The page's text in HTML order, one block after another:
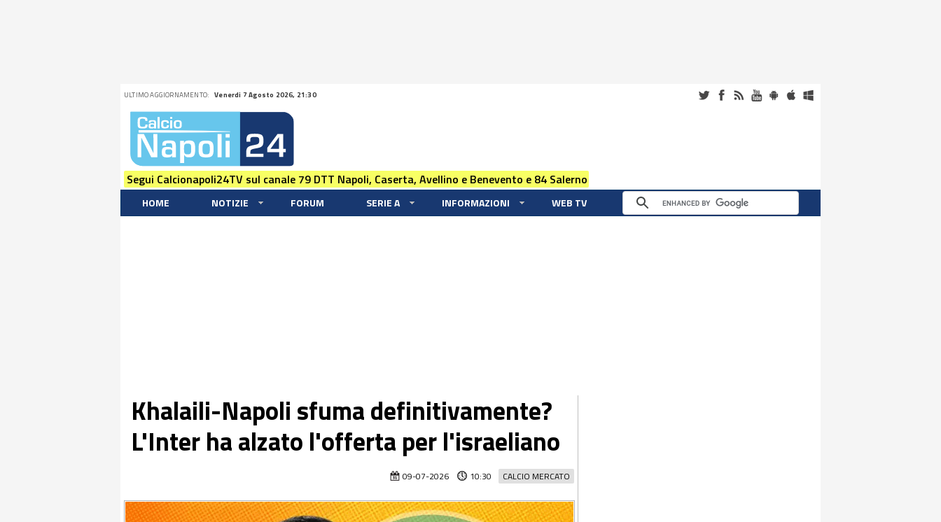
ULTIMO AGGIORNAMENTO: Venerdi 7 Agosto 2026, 21:30
Segui Calcionapoli24TV sul canale 79 DTT Napoli, Caserta, Avellino e Benevento e 84 Salerno
HOME NOTIZIE FORUM SERIE A INFORMAZIONI WEB TV
Khalaili-Napoli sfuma definitivamente?
L'Inter ha alzato l'offerta per l'israeliano
CALCIO MERCATO
09-07-2026 10:30